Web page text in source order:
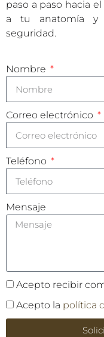
paso a paso hacia
a tu anatomía y
seguridad.
Nombre
Correo electrónico
Teléfono
Mensaje
Acepto recibir
Acepto la política